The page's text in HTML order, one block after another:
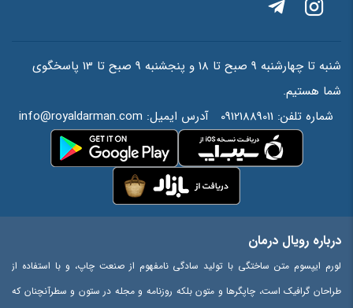
3
+
=
شنبه تا چهارشنبه 9 صبح تا 18 و پنجشنبه 9 صبح تا 13 پاسخگوی
شما هستیم.
شماره تلفن: 09121889011 آدرس ایمیل: info@royaldarman.com
درباره رویال درمان
لورم ایپسوم متن ساختگی با تولید سادگی نامفهوم از صنعت چاپ، و با استفاده از
طراحان گرافیک است، چاپگرها و متون بلکه روزنامه و مجله در ستون و سطرآنچنان که